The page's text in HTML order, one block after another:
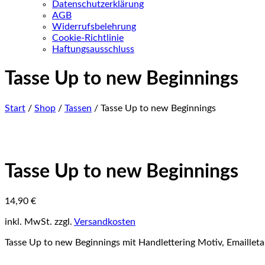
Datenschutzerklärung
AGB
Widerrufsbelehrung
Cookie-Richtlinie
Haftungsausschluss
Tasse Up to new Beginnings
Start / Shop / Tassen / Tasse Up to new Beginnings
Tasse Up to new Beginnings
14,90 €
inkl. MwSt. zzgl. Versandkosten
Tasse Up to new Beginnings mit Handlettering Motiv,